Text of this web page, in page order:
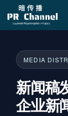
MEDIA
新闻稿
企业新